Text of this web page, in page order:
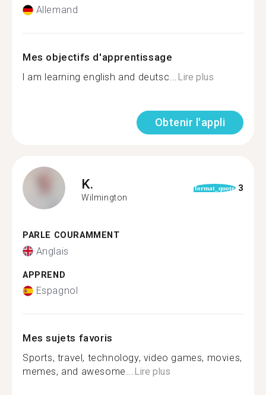
Allemand
Mes objectifs d'apprentissage
l am learning english and deutsc...Lire plus
Obtenir l'appli
K.
Wilmington
format_quote 3
PARLE COURAMMENT
Anglais
APPREND
Espagnol
Mes sujets favoris
Sports, travel, technology, video games, movies,
memes, and awesome...Lire plus